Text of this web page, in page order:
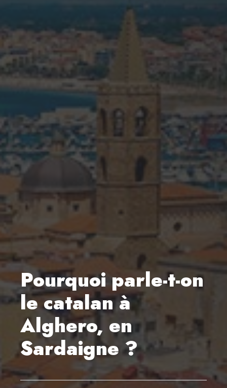
Pourquoi parle-t-on
le catalan à
Alghero, en
Sardaigne ?